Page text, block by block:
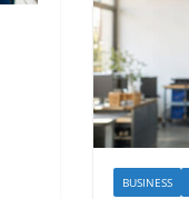
BUSINESS